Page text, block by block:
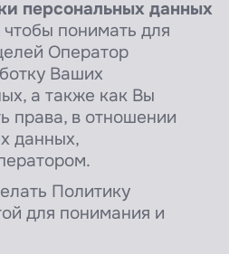
персональных данных
понимать для
Оператор
Ваших
а также как Вы
права, в отношении
данных,
Политику
для понимания и